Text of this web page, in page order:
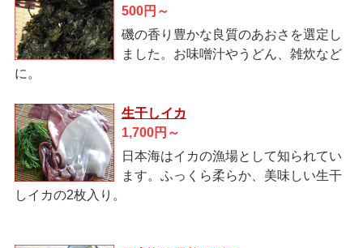
500円～
磯の香り豊かな良質のあおさを選定し
ました。お味噌汁やうどん、雑炊など
に。
生干しイカ
1,700円～
日本海はイカの漁場として知られてい
ます。ふっくら柔らか、美味しい生干
しイカの2枚入り。